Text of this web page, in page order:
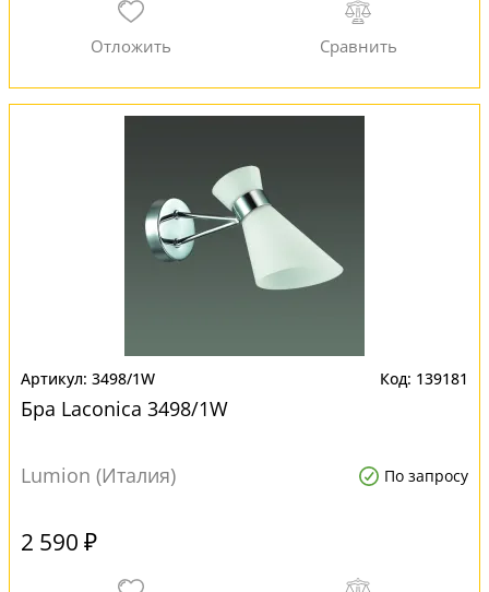
3498/1W 139181
Бра Laconica 3498/1W
Lumion (Италия) По запросу
2 590 ₽